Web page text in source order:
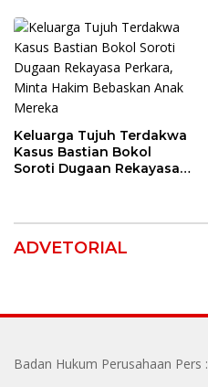
Keluarga Tujuh Terdakwa
Kasus Bastian Bokol
Soroti Dugaan Rekayasa
ADVETORIAL
Badan Hukum Perusahaan Pers :